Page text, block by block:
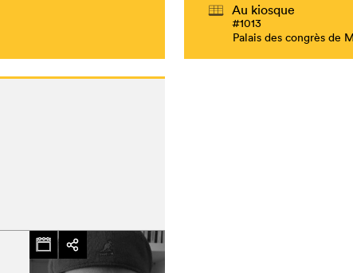
Au kiosque
#1013
Palais des congrès de